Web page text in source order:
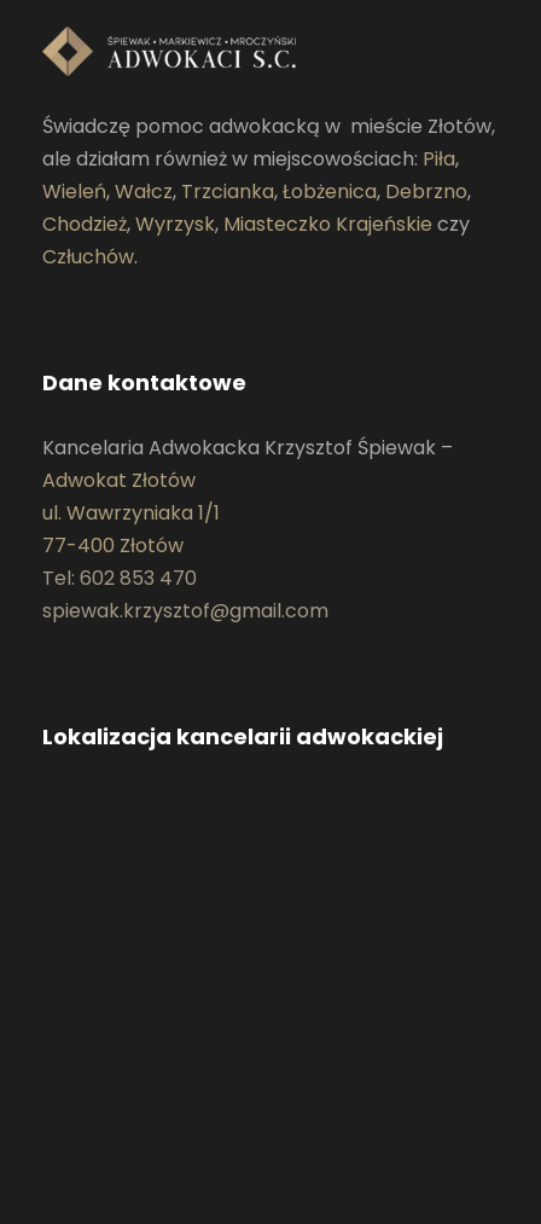
Świadczę pomoc adwokacką w mieście Złotów,
ale działam również w miejscowościach: Piła,
Wieleń,Wałcz, Trzcianka,Łobżenica, Debrzno,
Chodzież,Wyrzysk, Miasteczko Krajeńskie czy
Człuchów.
Dane kontaktowe
Kancelaria Adwokacka Krzysztof Śpiewak –
Adwokat Złotów
ul. Wawrzyniaka 1/1
77-400 Złotów
Tel: 602 853 470
spiewak.krzysztof@gmail.com
Lokalizacja kancelarii adwokackiej